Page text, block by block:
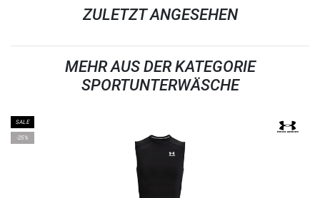
ZULETZT ANGESEHEN
MEHR AUS DER KATEGORIE
SPORTUNTERWÄSCHE
SALE
-25%